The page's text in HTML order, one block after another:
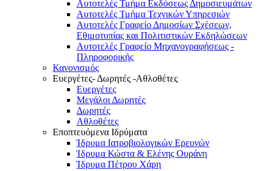
Αυτοτελές Τμήμα Εκδόσεως Δημοσιευμάτων
Αυτοτελές Τμήμα Τεχνικών Υπηρεσιών
Αυτοτελές Γραφείο Δημοσίων Σχέσεων,
Εθιμοτυπίας και Πολιτιστικών Εκδηλώσεων
Αυτοτελές Γραφείο Μηχανογραφήσεως -
Πληροφορικής
Κανονισμός
Ευεργέτες- Δωρητές -Αθλοθέτες
Ευεργέτες
Μεγάλοι Δωρητές
Δωρητές
Αθλοθέτες
Εποπτευόμενα Ιδρύματα
Ίδρυμα Ιατροβιολογικών Ερευνών
Ίδρυμα Κώστα & Ελένης Ουράνη
Ίδρυμα Πέτρου Χάρη